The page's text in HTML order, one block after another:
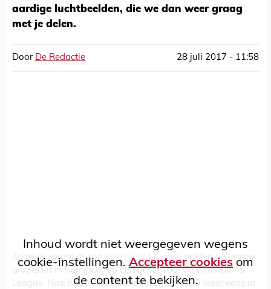
aardige luchtbeelden, die we dan weer graag
met je delen.
Door De Redactie 28 juli 2017 - 11:58
Inhoud wordt niet weergegeven wegens
cookie-instellingen.Accepteer cookies om
de content te bekijken.
Zoals je vooraf al kon lezen in dit blogje, pakten de Franse
groots uit in hun jacht op een ticket voor de Champions
League. Nice hoopt voor het eerst sinds 1960 weer eens in